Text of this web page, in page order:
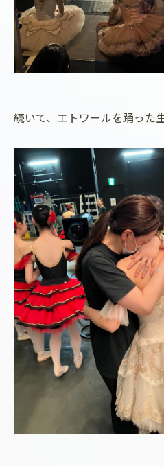
続いて、エトワールを踊った